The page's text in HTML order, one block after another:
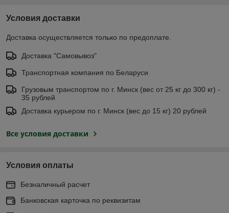
Условия доставки
Доставка осуществляется только по предоплате.
Доставка "Самовывоз"
Транспортная компания по Беларуси
Грузовым транспортом по г. Минск (вес от 25 кг до 300 кг) -
35 рублей
Доставка курьером по г. Минск (вес до 15 кг) 20 рублей
Все условия доставки
Условия оплаты
Безналичный расчет
Банковская карточка по реквизитам